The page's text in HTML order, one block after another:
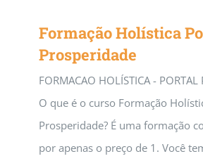
Formação Holística
Prosperidade
FORMACAO HOLÍSTICA - PORTAL
O que é o curso Formação
Prosperidade? É uma formação
por apenas o preço de 1. Você